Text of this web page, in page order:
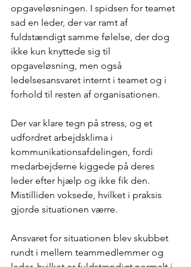
opgaveløsningen. I spidsen for teamet
sad en leder, der var ramt af
fuldstændigt samme følelse, der dog
ikke kun knyttede sig til
opgaveløsning, men også
ledelsesansvaret internt i teamet og i
forhold til resten af organisationen.
Der var klare tegn på stress, og et
udfordret arbejdsklima i
kommunikationsafdelingen, fordi
medarbejderne kiggede på deres
leder efter hjælp og ikke fik den.
Mistilliden voksede, hvilket i praksis
gjorde situationen værre.
Ansvaret for situationen blev skubbet
rundt i mellem teammedlemmer og